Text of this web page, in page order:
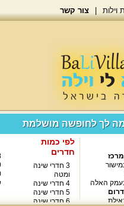
וילות צור קשר
לך לחופשה מושלמת
בעמק האלה
לפי כמות
חדרים
3 חדרי שינה
ומטה
4 חדרי שינה
5 חדרי שינה
6 חדרי שינה
8
9